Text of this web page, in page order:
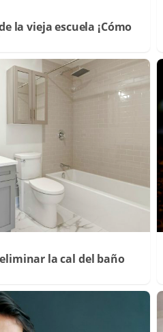
la vieja escuela ¡Cómo
la cal del baño